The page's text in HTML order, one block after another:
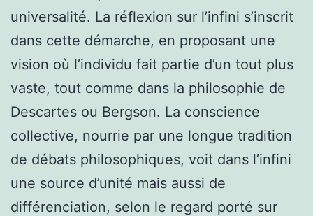
universalité. La réflexion sur l’infini s’inscrit
dans cette démarche, en proposant une
vision où l’individu fait partie d’un tout plus
vaste, tout comme dans la philosophie de
Descartes ou Bergson. La conscience
collective, nourrie par une longue tradition
de débats philosophiques, voit dans l’infini
une source d’unité mais aussi de
différenciation, selon le regard porté sur